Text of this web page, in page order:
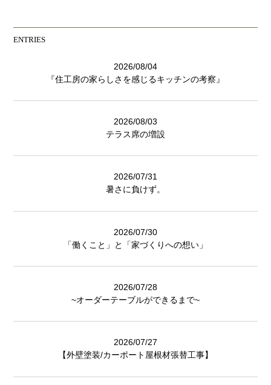
ENTRIES
2026/08/04
『住工房の家らしさを感じるキッチンの考察』
2026/08/03
テラス席の増設
2026/07/31
暑さに負けず。
2026/07/30
「働くこと」と「家づくりへの想い」
2026/07/28
~オーダーテーブルができるまで~
2026/07/27
【外壁塗装/カーポート屋根材張替工事】